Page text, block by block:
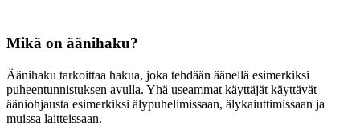
Mikä on äänihaku?
Äänihaku tarkoittaa hakua, joka tehdään äänellä esimerkiksi
puheentunnistuksen avulla. Yhä useammat käyttäjät käyttävät
ääniohjausta esimerkiksi älypuhelimissaan, älykaiuttimissaan ja
muissa laitteissaan.